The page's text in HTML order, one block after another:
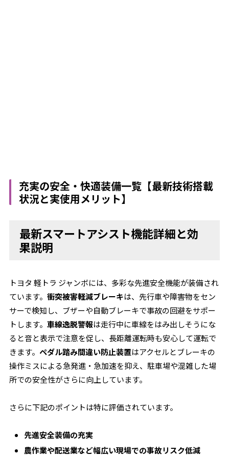
充実の安全・快適装備一覧【最新技術搭載
状況と実使用メリット】
最新スマートアシスト機能詳細と効
果説明
トヨタ 軽トラ ジャンボには、多彩な先進安全機能が装備され
ています。衝突被害軽減ブレーキは、先行車や障害物をセン
サーで検知し、ブザーや自動ブレーキで事故の回避をサポー
トします。車線逸脱警報は走行中に車線をはみ出しそうにな
ると音と表示で注意を促し、長距離運転時も安心して運転で
きます。 ペダル踏み間違い防止装置はアクセルとブレーキの
操作ミスによる急発進・急加速を抑え、駐車場や混雑した場
所での安全性がさらに向上しています。
さらに下記のポイントは特に評価されています。
先進安全装備の充実
農作業や配送業など幅広い現場での事故リスク低減